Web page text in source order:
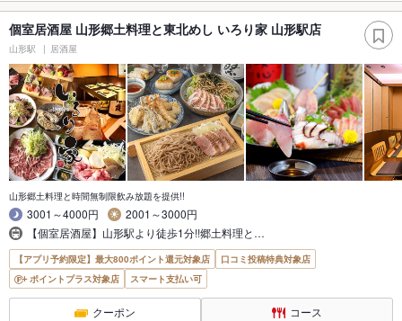
個室居酒屋 山形郷土料理と東北めし いろり家 山形駅店
山形駅 居酒屋
山形郷土料理と時間無制限飲み放題を提供!!
3001～4000円
2001～3000円
【個室居酒屋】山形駅より徒歩1分!!郷土料理と…
【アプリ予約限定】最大800ポイント還元対象店
口コミ投稿特典対象店
ポイントプラス対象店
スマート支払い可
クーポン コース